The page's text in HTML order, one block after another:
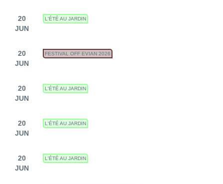
20
JUN
L'ÉTÉ AU JARDIN
20
JUN
FESTIVAL OFF EVIAN 2026
20
JUN
L'ÉTÉ AU JARDIN
20
JUN
L'ÉTÉ AU JARDIN
20
JUN
L'ÉTÉ AU JARDIN